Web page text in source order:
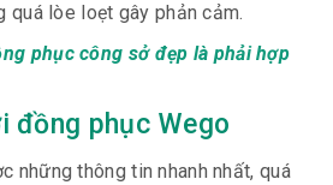
quá lòe loẹt gây phản cảm.
phục công sở đẹp là phải hợp
đồng phục Wego
những thông tin nhanh nhất, quá